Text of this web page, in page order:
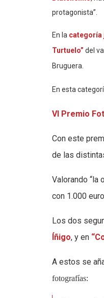
protagonista”.
En la categoría
Turtuelo” del
Bruguera.
En esta
VI Premio
Con este
de las
Valorando “la
con 1.000
Los dos
Íñigo, y en
A estos se
fotografías: